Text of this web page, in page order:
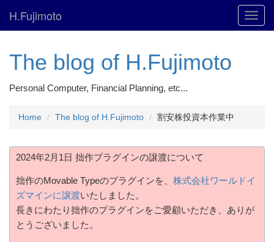
H.Fujimoto
The blog of H.Fujimoto
Personal Computer, Financial Planning, etc...
Home The blog of H.Fujimoto 割安株投資本作業中
2024年2月1日 拙作プラグインの譲渡について
拙作のMovable Typeのプラグインを、 株式会社ワールドイ
ズマインに譲渡いたしました。
長きにわたり拙作のプラグインをご愛顧いただき、ありが
とうございました。